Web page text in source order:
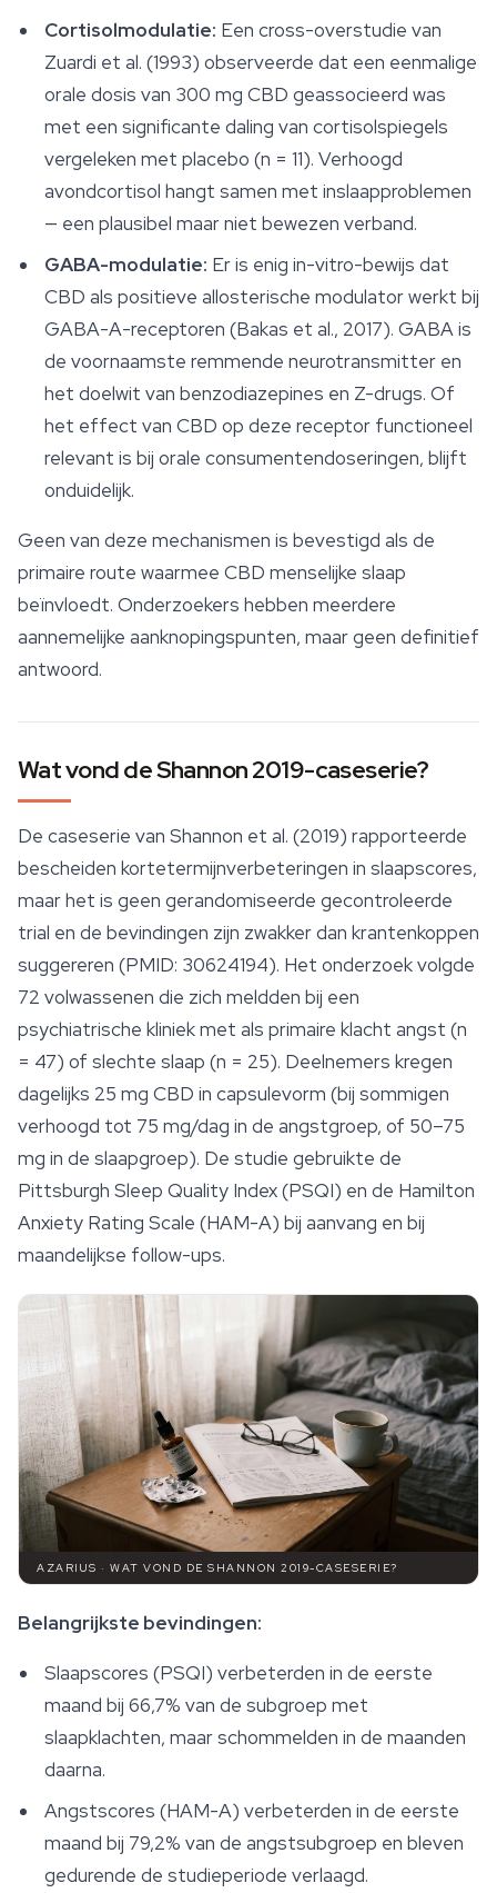
Cortisolmodulatie: Een cross-overstudie van
Zuardi et al. (1993) observeerde dat een eenmalige
orale dosis van 300 mg CBD geassocieerd was
met een significante daling van cortisolspiegels
vergeleken met placebo (n = 11). Verhoogd
avondcortisol hangt samen met inslaapproblemen
— een plausibel maar niet bewezen verband.
GABA-modulatie: Er is enig in-vitro-bewijs dat
CBD als positieve allosterische modulator werkt bij
GABA-A-receptoren (Bakas et al., 2017). GABA is
de voornaamste remmende neurotransmitter en
het doelwit van benzodiazepines en Z-drugs. Of
het effect van CBD op deze receptor functioneel
relevant is bij orale consumentendoseringen, blijft
onduidelijk.
Geen van deze mechanismen is bevestigd als de
primaire route waarmee CBD menselijke slaap
beïnvloedt. Onderzoekers hebben meerdere
aannemelijke aanknopingspunten, maar geen definitief
antwoord.
Wat vond de Shannon 2019-caseserie?
De caseserie van Shannon et al. (2019) rapporteerde
bescheiden kortetermijnverbeteringen in slaapscores,
maar het is geen gerandomiseerde gecontroleerde
trial en de bevindingen zijn zwakker dan krantenkoppen
suggereren (PMID: 30624194). Het onderzoek volgde
72 volwassenen die zich meldden bij een
psychiatrische kliniek met als primaire klacht angst (n
= 47) of slechte slaap (n = 25). Deelnemers kregen
dagelijks 25 mg CBD in capsulevorm (bij sommigen
verhoogd tot 75 mg/dag in de angstgroep, of 50–75
mg in de slaapgroep). De studie gebruikte de
Pittsburgh Sleep Quality Index (PSQI) en de Hamilton
Anxiety Rating Scale (HAM-A) bij aanvang en bij
maandelijkse follow-ups.
AZARIUS · WAT VOND DE SHANNON 2019-CASESERIE?
Belangrijkste bevindingen:
Slaapscores (PSQI) verbeterden in de eerste
maand bij 66,7% van de subgroep met
slaapklachten, maar schommelden in de maanden
daarna.
Angstscores (HAM-A) verbeterden in de eerste
maand bij 79,2% van de angstsubgroep en bleven
gedurende de studieperiode verlaagd.